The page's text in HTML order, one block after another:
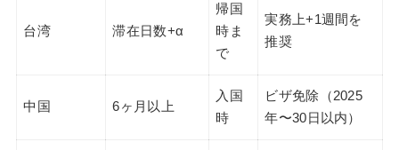
台湾 滞在日数+α
帰国
時ま
で
実務上+1週間を
推奨
中国 6ヶ月以上
入国
時
ビザ免除（2025
年〜30日以内）